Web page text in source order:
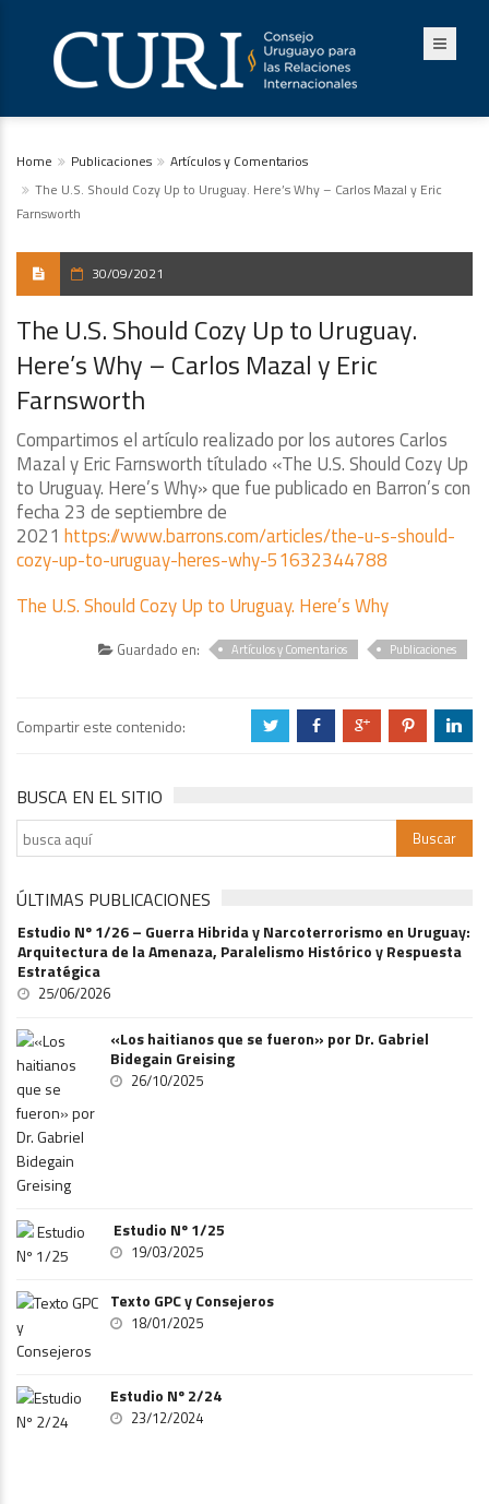
Home Publicaciones
Artículos y Comentarios
The U.S. Should Cozy Up to Uruguay. Here’s Why – Carlos Mazal y Eric
Farnsworth
30/09/2021
The U.S. Should Cozy Up to Uruguay.
Here’s Why – Carlos Mazal y Eric
Farnsworth
Compartimos el artículo realizado por los autores Carlos
Mazal y Eric Farnsworth títulado «The U.S. Should Cozy Up
to Uruguay. Here’s Why» que fue publicado en Barron’scon
fecha 23 de septiembre de
2021 https://www.barrons.com/articles/the-u-s-should-
cozy-up-to-uruguay-heres-why-51632344788
The U.S. Should Cozy Up to Uruguay. Here’s Why
Guardado en: Artículos y Comentarios Publicaciones
Compartir este contenido: a b c d j
BUSCA EN EL SITIO
ÚLTIMAS PUBLICACIONES
Estudio Nº 1/26 – Guerra Hibrida y Narcoterrorismo en Uruguay:
Arquitectura de la Amenaza, Paralelismo Histórico y Respuesta
Estratégica
25/06/2026
«Los haitianos que se fueron» por Dr. Gabriel
Bidegain Greising
26/10/2025
Estudio Nº 1/25
19/03/2025
Texto GPC y Consejeros
18/01/2025
Estudio Nº 2/24
23/12/2024